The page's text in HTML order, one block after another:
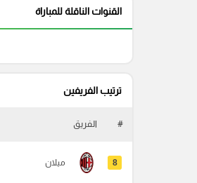
القنوات الناقلة للمباراة
ترتيب الفريفين
# الفريق
8 ميلان